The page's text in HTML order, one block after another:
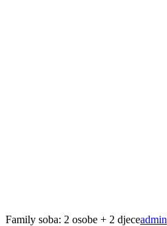
Family soba: 2 osobe + 2 djeceadmin